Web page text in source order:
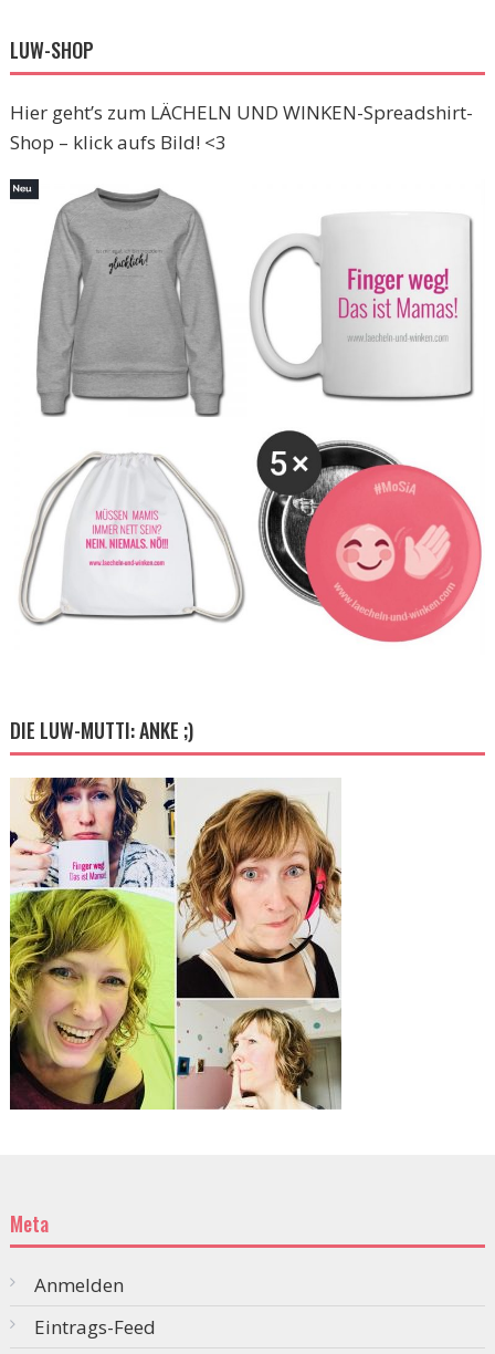
LUW-SHOP
Hier geht’s zum LÄCHELN UND WINKEN-Spreadshirt-
Shop – klick aufs Bild! <3
DIE LUW-MUTTI: ANKE ;)
Meta
Anmelden
Eintrags-Feed